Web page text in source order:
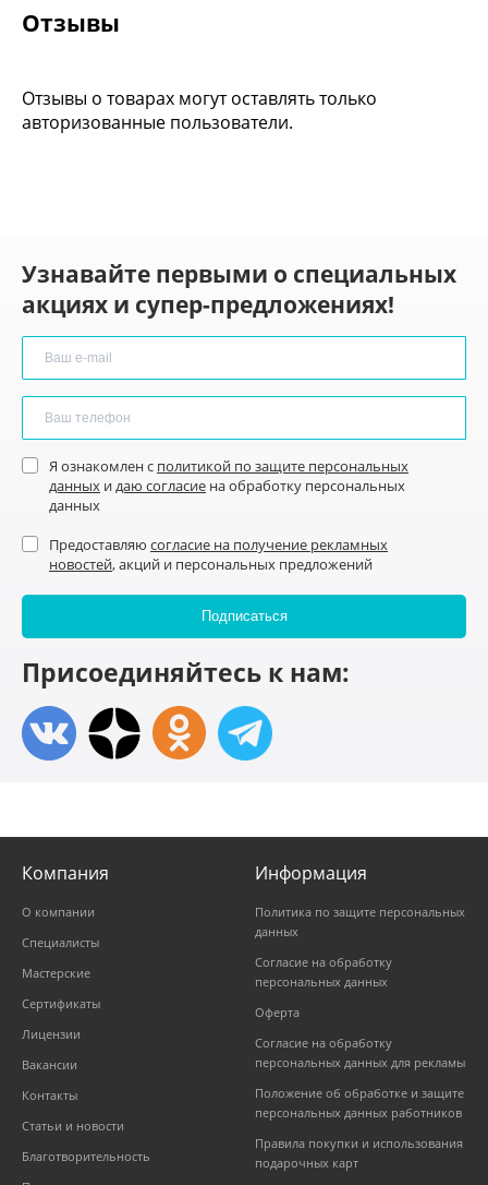
Отзывы
Отзывы о товарах могут оставлять только
авторизованные пользователи.
Узнавайте первыми о специальных
акциях и супер-предложениях!
Я ознакомлен с политикой по защите персональных
данных идаю согласие на обработку персональных
данных
Предоставляю согласие на получение рекламных
новостей, акций и персональных предложений
Присоединяйтесь к нам:
Компания
О компании
Специалисты
Мастерские
Сертификаты
Лицензии
Вакансии
Контакты
Статьи и новости
Благотворительность
Информация
Политика по защите персональных
данных
Согласие на обработку
персональных данных
Оферта
Согласие на обработку
персональных данных для рекламы
Положение об обработке и защите
персональных данных работников
Правила покупки и использования
подарочных карт